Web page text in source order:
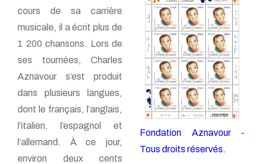
cours de sa carrière
musicale, il a écrit plus de
1 200 chansons. Lors de
ses tournées, Charles
Aznavour s’est produit
dans plusieurs langues,
dont le français, l’anglais,
l’italien, l’espagnol et
l’allemand. À ce jour,
environ deux cents
Fondation Aznavour -
Tous droits réservés.